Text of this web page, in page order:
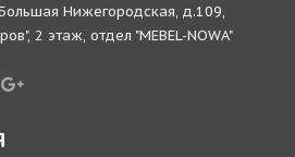
Нижегородская, д.109,
2 этаж, отдел "MEBEL-NOWA"